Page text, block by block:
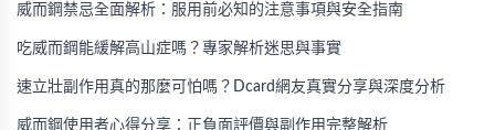
威而鋼禁忌全面解析：服用前必知的注意事項與安全指南
吃威而鋼能緩解高山症嗎？專家解析迷思與事實
速立壯副作用真的那麼可怕嗎？Dcard網友真實分享與深度分析
威而鋼使用者心得分享：正負面評價與副作用完整解析